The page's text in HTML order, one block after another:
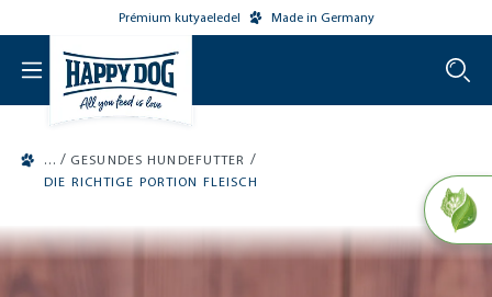
Prémium kutyaeledel Made in Germany
/ GESUNDES HUNDEFUTTER /
DIE RICHTIGE PORTION FLEISCH